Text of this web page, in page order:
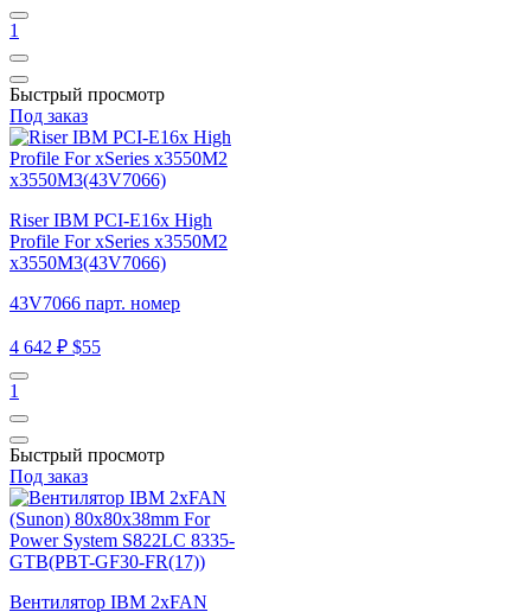
1
Быстрый просмотр
Под заказ
Riser IBM PCI-E16x High
Profile For xSeries x3550M2
x3550M3(43V7066)
43V7066 парт. номер
4 642 ₽ $55
1
Быстрый просмотр
Под заказ
Вентилятор IBM 2xFAN